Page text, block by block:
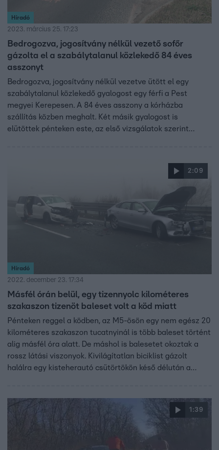
Híradó
2023. március 25. 17:23
Bedrogozva, jogosítvány nélkül vezető sofőr
gázolta el a szabálytalanul közlekedő 84 éves
asszonyt
Bedrogozva, jogosítvány nélkül vezetve ütött el egy
szabálytalanul közlekedő gyalogost egy férfi a Pest
megyei Kerepesen. A 84 éves asszony a kórházba
szállítás közben meghalt. Két másik gyalogost is
elütöttek pénteken este, az első vizsgálatok szerint
2:09
Híradó
2022. december 23. 17:34
Másfél órán belül, egy tizennyolc kilométeres
szakaszon tizenöt baleset volt a köd miatt
Pénteken reggel a ködben, az M5-ösön egy nem egész 20
kilométeres szakaszon tucatnyinál is több baleset történt
alig másfél óra alatt. De máshol is balesetet okoztak a
rossz látási viszonyok. Kivilágítatlan biciklist gázolt
halálra egy kisteherautó csütörtökön késő délután a
szerint ittas lehetett.
1:39